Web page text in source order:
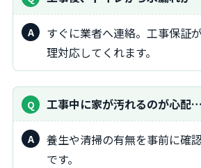
すぐに業者へ連絡。工事保証があれば無料で修
理対応してくれます。
工事中に家が汚れるのが心配…
養生や清掃の有無を事前に確認しておくと安心
です。